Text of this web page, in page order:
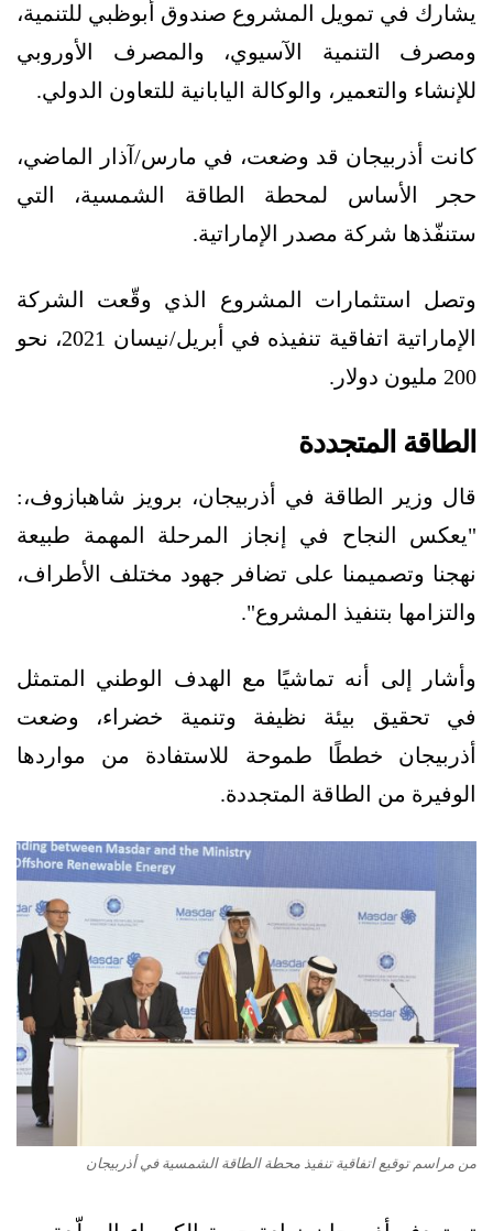
يشارك في تمويل المشروع صندوق أبوظبي للتنمية،
ومصرف التنمية الآسيوي، والمصرف الأوروبي
للإنشاء والتعمير، والوكالة اليابانية للتعاون الدولي.
كانت أذربيجان قد وضعت، في مارس/آذار الماضي،
حجر الأساس لمحطة الطاقة الشمسية، التي
ستنفّذها شركة مصدر الإماراتية.
وتصل استثمارات المشروع الذي وقّعت الشركة
الإماراتية اتفاقية تنفيذه في أبريل/نيسان 2021، نحو
200 مليون دولار.
الطاقة المتجددة
قال وزير الطاقة في أذربيجان، برويز شاهبازوف،:
"يعكس النجاح في إنجاز المرحلة المهمة طبيعة
نهجنا وتصميمنا على تضافر جهود مختلف الأطراف،
والتزامها بتنفيذ المشروع".
وأشار إلى أنه تماشيًا مع الهدف الوطني المتمثل
في تحقيق بيئة نظيفة وتنمية خضراء، وضعت
أذربيجان خططًا طموحة للاستفادة من مواردها
الوفيرة من الطاقة المتجددة.
من مراسم توقيع اتفاقية تنفيذ محطة الطاقة الشمسية في أذربيجان